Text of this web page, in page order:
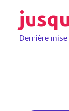
Dernière